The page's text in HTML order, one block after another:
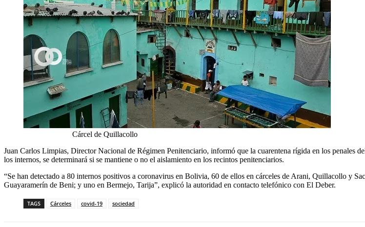
Cárcel de Quillacollo
Juan Carlos Limpias, Director Nacional de Régimen Penitenciario, informó que la cuarentena rígida en los penales
los internos, se determinará si se mantiene o no el aislamiento en los recintos penitenciarios.
“Se han detectado a 80 internos positivos a coronavirus en Bolivia, 60 de ellos en cárceles de Arani, Quillacollo y
Guayaramerín de Beni; y uno en Bermejo, Tarija”, explicó la autoridad en contacto telefónico con El Deber.
TAGS Cárceles covid-19 sociedad